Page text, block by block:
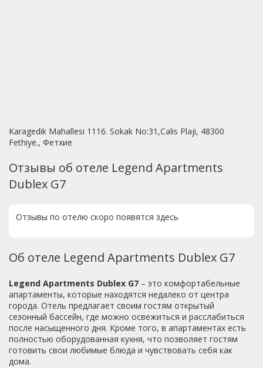
Karagedik Mahallesi 1116. Sokak No:31,Calis Plaji, 48300
Fethiye., Фетхие
Отзывы об отеле Legend Apartments
Dublex G7
Отзывы по отелю скоро появятся здесь
Об отеле Legend Apartments Dublex G7
Legend Apartments Dublex G7 – это комфортабельные
апартаменты, которые находятся недалеко от центра
города. Отель предлагает своим гостям открытый
сезонный бассейн, где можно освежиться и расслабиться
после насыщенного дня. Кроме того, в апартаментах есть
полностью оборудованная кухня, что позволяет гостям
готовить свои любимые блюда и чувствовать себя как
дома.